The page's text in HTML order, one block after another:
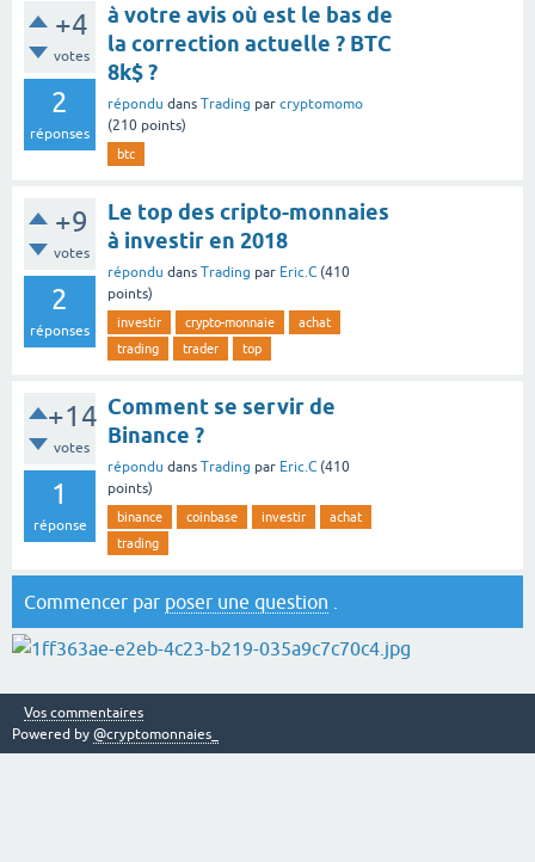
+4
votes
2
réponses
à votre avis où est le bas de
la correction actuelle ? BTC
8k$ ?
répondu dans Trading par cryptomomo
(210 points)
btc
+9
votes
2
réponses
Le top des cripto-monnaies
à investir en 2018
répondu dans Trading par Eric.C (410
points)
investir crypto-monnaie
achat
trading
trader top
+14
votes
1
réponse
Comment se servir de
Binance ?
répondu dans Trading par Eric.C (410
points)
binance coinbase investir
achat
trading
Commencer par poser une question
Vos commentaires
Powered by @cryptomonnaies_